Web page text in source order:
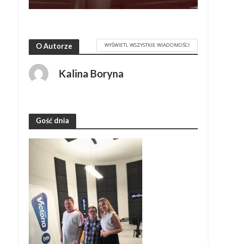
O Autorze WYŚWIETL WSZYSTKIE WIADOMOŚCI
Kalina Boryna
Gość dnia